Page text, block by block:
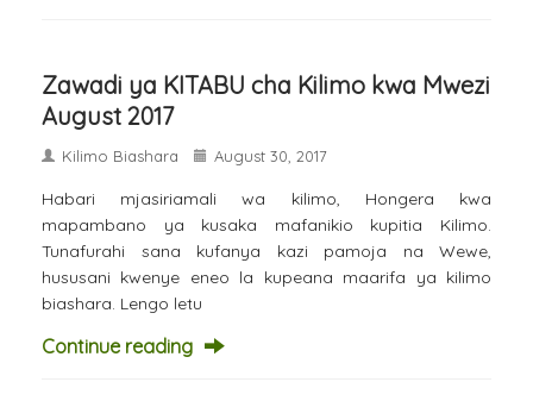
Zawadi ya KITABU cha Kilimo kwa Mwezi
August 2017
Kilimo Biashara August 30, 2017
Habari mjasiriamali wa kilimo, Hongera kwa
mapambano ya kusaka mafanikio kupitia Kilimo.
Tunafurahi sana kufanya kazi pamoja na Wewe,
hususani kwenye eneo la kupeana maarifa ya kilimo
biashara. Lengo letu
Continue reading